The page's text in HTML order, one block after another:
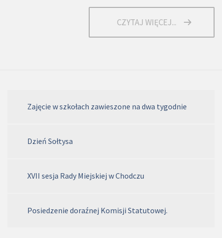
CZYTAJ WIĘCEJ...
Zajęcie w szkołach zawieszone na dwa tygodnie
Dzień Sołtysa
XVII sesja Rady Miejskiej w Chodczu
Posiedzenie doraźnej Komisji Statutowej.